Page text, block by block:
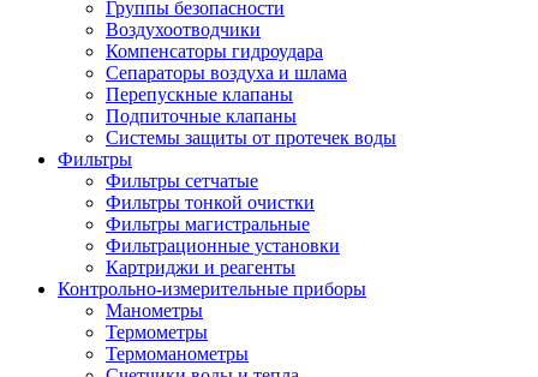
Группы безопасности
Воздухоотводчики
Компенсаторы гидроудара
Сепараторы воздуха и шлама
Перепускные клапаны
Подпиточные клапаны
Системы защиты от протечек воды
Фильтры
Фильтры сетчатые
Фильтры тонкой очистки
Фильтры магистральные
Фильтрационные установки
Картриджи и реагенты
Контрольно-измерительные приборы
Манометры
Термометры
Термоманометры